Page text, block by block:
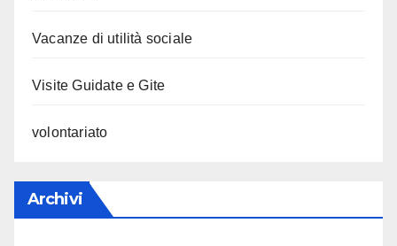
Vacanze di utilità sociale
Visite Guidate e Gite
volontariato
Archivi